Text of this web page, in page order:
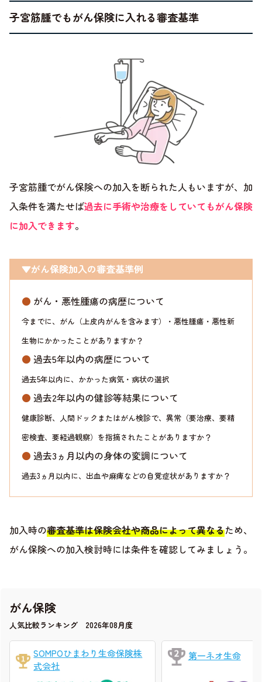
子宮筋腫でもがん保険に入れる審査基準
子宮筋腫でがん保険への加入を断られた人もいますが、加
入条件を満たせば過去に手術や治療をしていてもがん保険
に加入できます。
▼がん保険加入の審査基準例
● がん・悪性腫瘍の病歴について
今までに、がん（上皮内がんを含みます）・悪性腫瘍・悪性新
生物にかかったことがありますか？
● 過去5年以内の病歴について
過去5年以内に、かかった病気・病状の選択
● 過去2年以内の健診等結果について
健康診断、人間ドックまたはがん検診で、異常（要治療、要精
密検査、要経過観察）を指摘されたことがありますか？
● 過去3ヵ月以内の身体の変調について
過去3ヵ月以内に、出血や麻痺などの自覚症状がありますか？
加入時の審査基準は保険会社や商品によって異なるため、
がん保険への加入検討時には条件を確認してみましょう。
がん保険
人気比較ランキング 2026年08月度
SOMPOひまわり生命保険株
式会社
第一ネオ生命